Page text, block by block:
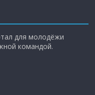
для молодёжи
командой.